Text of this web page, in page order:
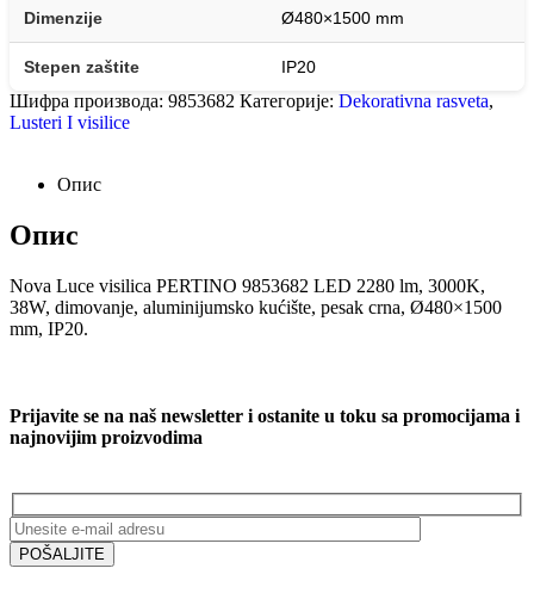
Dimenzije Ø480×1500 mm
Stepen zaštite IP20
Шифра производа: 9853682 Категорије: Dekorativna rasveta,
Lusteri I visilice
Опис
Опис
Nova Luce visilica PERTINO 9853682 LED 2280 lm, 3000K,
38W, dimovanje, aluminijumsko kućište, pesak crna, Ø480×1500
mm, IP20.
Prijavite se na naš newsletter i ostanite u toku sa promocijama i
najnovijim proizvodima